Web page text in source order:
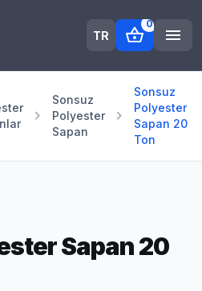
TR shopping_basket
0
menu
chevron_right
Sonsuz
Polyester
Sapan
chevron_right
Sonsuz
Polyester
Sapan 20
Ton
Sapan 20